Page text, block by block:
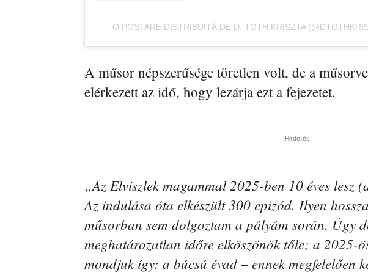
O POSTARE DISTRIBUITĂ DE D. TÓTH KRISZTA
A műsor népszerűsége töretlen volt, de a
elérkezett az idő, hogy lezárja ezt a fejezetet.
Hirdetés
„Az Elviszlek magammal 2025-ben 10 éves lesz
Az indulása óta elkészült 300 epizód. Ilyen
műsorban sem dolgoztam a pályám során. Úgy
meghatározatlan időre elköszönök tőle; a 2025-
mondjuk így: a búcsú évad – ennek megfelelően